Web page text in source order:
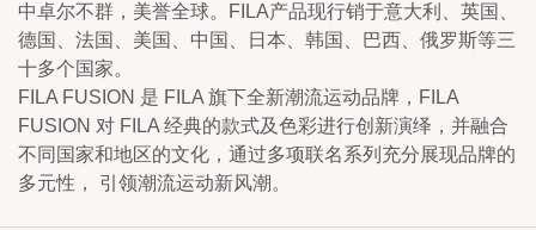
中卓尔不群，美誉全球。FILA产品现行销于意大利、英国、
德国、法国、美国、中国、日本、韩国、巴西、俄罗斯等三
十多个国家。
FILA FUSION 是 FILA 旗下全新潮流运动品牌，FILA
FUSION 对 FILA 经典的款式及色彩进行创新演绎，并融合
不同国家和地区的文化，通过多项联名系列充分展现品牌的
多元性， 引领潮流运动新风潮。